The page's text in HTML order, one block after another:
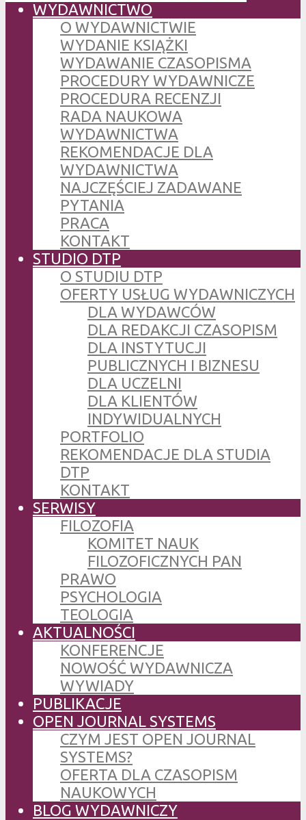
WYDAWNICTWO
O WYDAWNICTWIE
WYDANIE KSIĄŻKI
WYDAWANIE CZASOPISMA
PROCEDURY WYDAWNICZE
PROCEDURA RECENZJI
RADA NAUKOWA
WYDAWNICTWA
REKOMENDACJE DLA
WYDAWNICTWA
NAJCZĘŚCIEJ ZADAWANE
PYTANIA
PRACA
KONTAKT
STUDIO DTP
O STUDIU DTP
OFERTY USŁUG WYDAWNICZYCH
DLA WYDAWCÓW
DLA REDAKCJI CZASOPISM
DLA INSTYTUCJI
PUBLICZNYCH I BIZNESU
DLA UCZELNI
DLA KLIENTÓW
INDYWIDUALNYCH
PORTFOLIO
REKOMENDACJE DLA STUDIA
DTP
KONTAKT
SERWISY
FILOZOFIA
KOMITET NAUK
FILOZOFICZNYCH PAN
PRAWO
PSYCHOLOGIA
TEOLOGIA
AKTUALNOŚCI
KONFERENCJE
NOWOŚĆ WYDAWNICZA
WYWIADY
PUBLIKACJE
OPEN JOURNAL SYSTEMS
CZYM JEST OPEN JOURNAL
SYSTEMS?
OFERTA DLA CZASOPISM
NAUKOWYCH
BLOG WYDAWNICZY